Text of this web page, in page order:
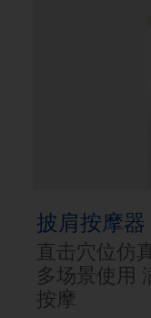
披肩按摩器
直击穴位仿
多场景使用
按摩